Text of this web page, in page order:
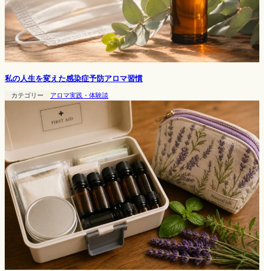
私の人生を変えた感染症予防アロマ習慣
カテゴリー アロマ実践・体験談